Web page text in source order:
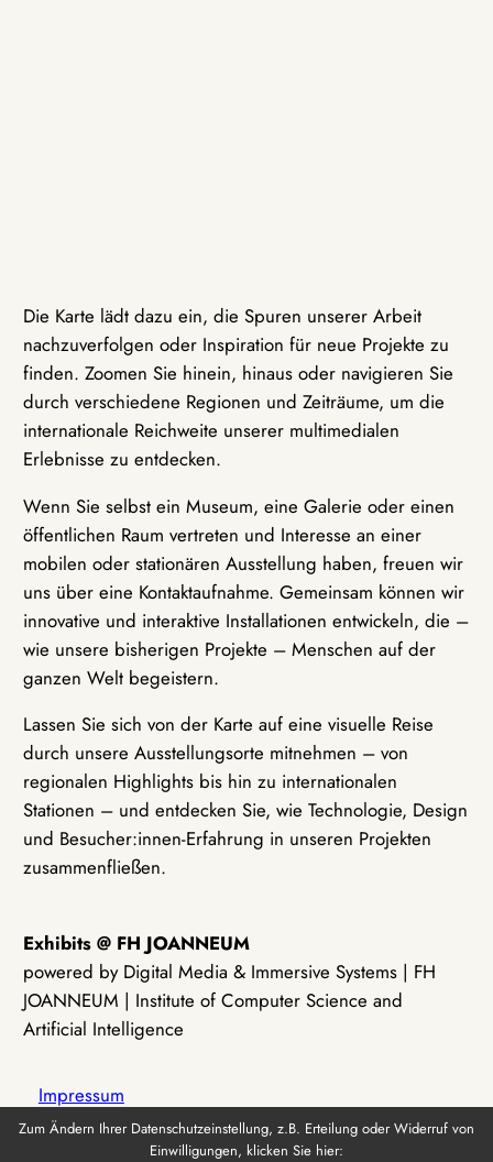
Die Karte lädt dazu ein, die Spuren unserer Arbeit
nachzuverfolgen oder Inspiration für neue Projekte zu
finden. Zoomen Sie hinein, hinaus oder navigieren Sie
durch verschiedene Regionen und Zeiträume, um die
internationale Reichweite unserer multimedialen
Erlebnisse zu entdecken.
Wenn Sie selbst ein Museum, eine Galerie oder einen
öffentlichen Raum vertreten und Interesse an einer
mobilen oder stationären Ausstellung haben, freuen wir
uns über eine Kontaktaufnahme. Gemeinsam können wir
innovative und interaktive Installationen entwickeln, die –
wie unsere bisherigen Projekte – Menschen auf der
ganzen Welt begeistern.
Lassen Sie sich von der Karte auf eine visuelle Reise
durch unsere Ausstellungsorte mitnehmen – von
regionalen Highlights bis hin zu internationalen
Stationen – und entdecken Sie, wie Technologie, Design
und Besucher:innen-Erfahrung in unseren Projekten
zusammenfließen.
Exhibits @ FH JOANNEUM
powered by Digital Media & Immersive Systems | FH
JOANNEUM | Institute of Computer Science and
Artificial Intelligence
Impressum
Zum Ändern Ihrer Datenschutzeinstellung, z.B. Erteilung oder Widerruf von
Einwilligungen, klicken Sie hier: